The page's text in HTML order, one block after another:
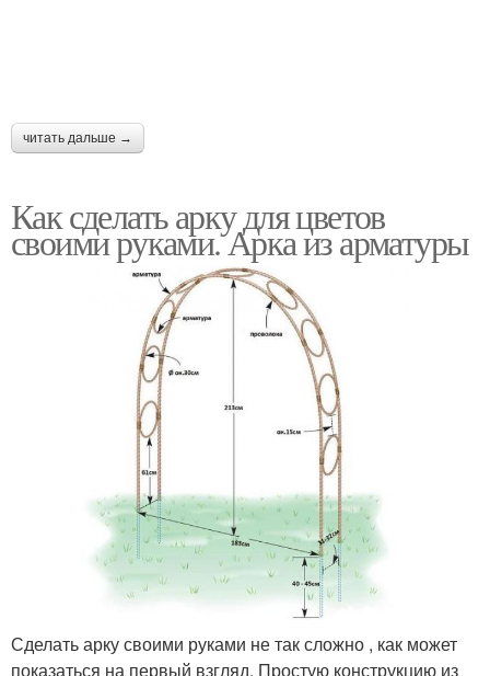
читать дальше →
Как сделать арку для цветов
своими руками. Арка из арматуры
Сделать арку своими руками не так сложно , как может
показаться на первый взгляд. Простую конструкцию из